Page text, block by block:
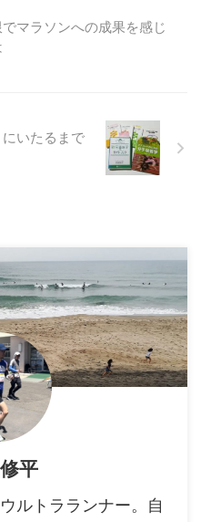
マラソンへの成果を感じ
いたるまで
平
ルトラランナー。自